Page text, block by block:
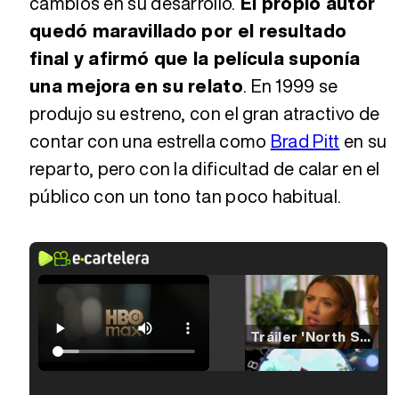
quedó maravillado por el resultado
final y afirmó que la película suponía
una mejora en su relato. En 1999 se
produjo su estreno, con el gran atractivo de
contar con una estrella como Brad Pitt en su
reparto, pero con la dificultad de calar en el
público con un tono tan poco habitual.
Tráiler 'North Star' (2023)